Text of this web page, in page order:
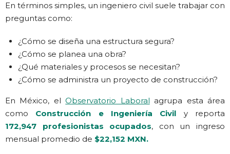
En términos simples, un ingeniero civil suele trabajar con
preguntas como:
¿Cómo se diseña una estructura segura?
¿Cómo se planea una obra?
¿Qué materiales y procesos se necesitan?
¿Cómo se administra un proyecto de construcción?
En México, elObservatorio Laboral agrupa esta área
como Construcción e Ingeniería Civil y reporta
172,947 profesionistas ocupados, con un ingreso
mensual promedio de $22,152 MXN.